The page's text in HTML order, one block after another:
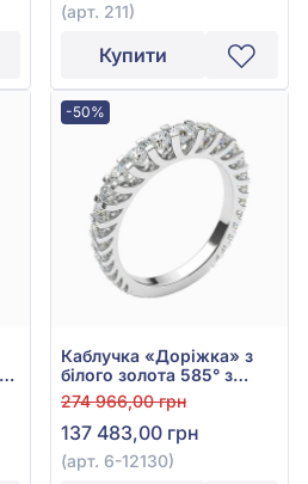
(арт. 211)
Купити
-50%
Каблучка «Доріжка» з
білого золота 585° з
діамантами 1,56ct, арт.
6-12130
274 966,00 грн
137 483,00 грн
(арт. 6-12130)